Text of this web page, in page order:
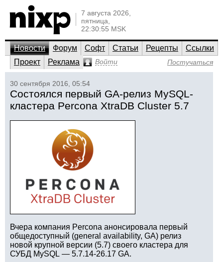
7 августа 2026,
пятница,
22:30:55 MSK
Новости Форум Софт Статьи Рецепты
Ссылки
Проект
Реклама Войти Постучаться
30 сентября 2016, 05:54
Состоялся первый GA-релиз MySQL-
кластера Percona XtraDB Cluster 5.7
Вчера компания Percona анонсировала первый
общедоступный (general availability, GA) релиз
новой крупной версии (5.7) своего кластера для
СУБД MySQL — 5.7.14-26.17 GA.